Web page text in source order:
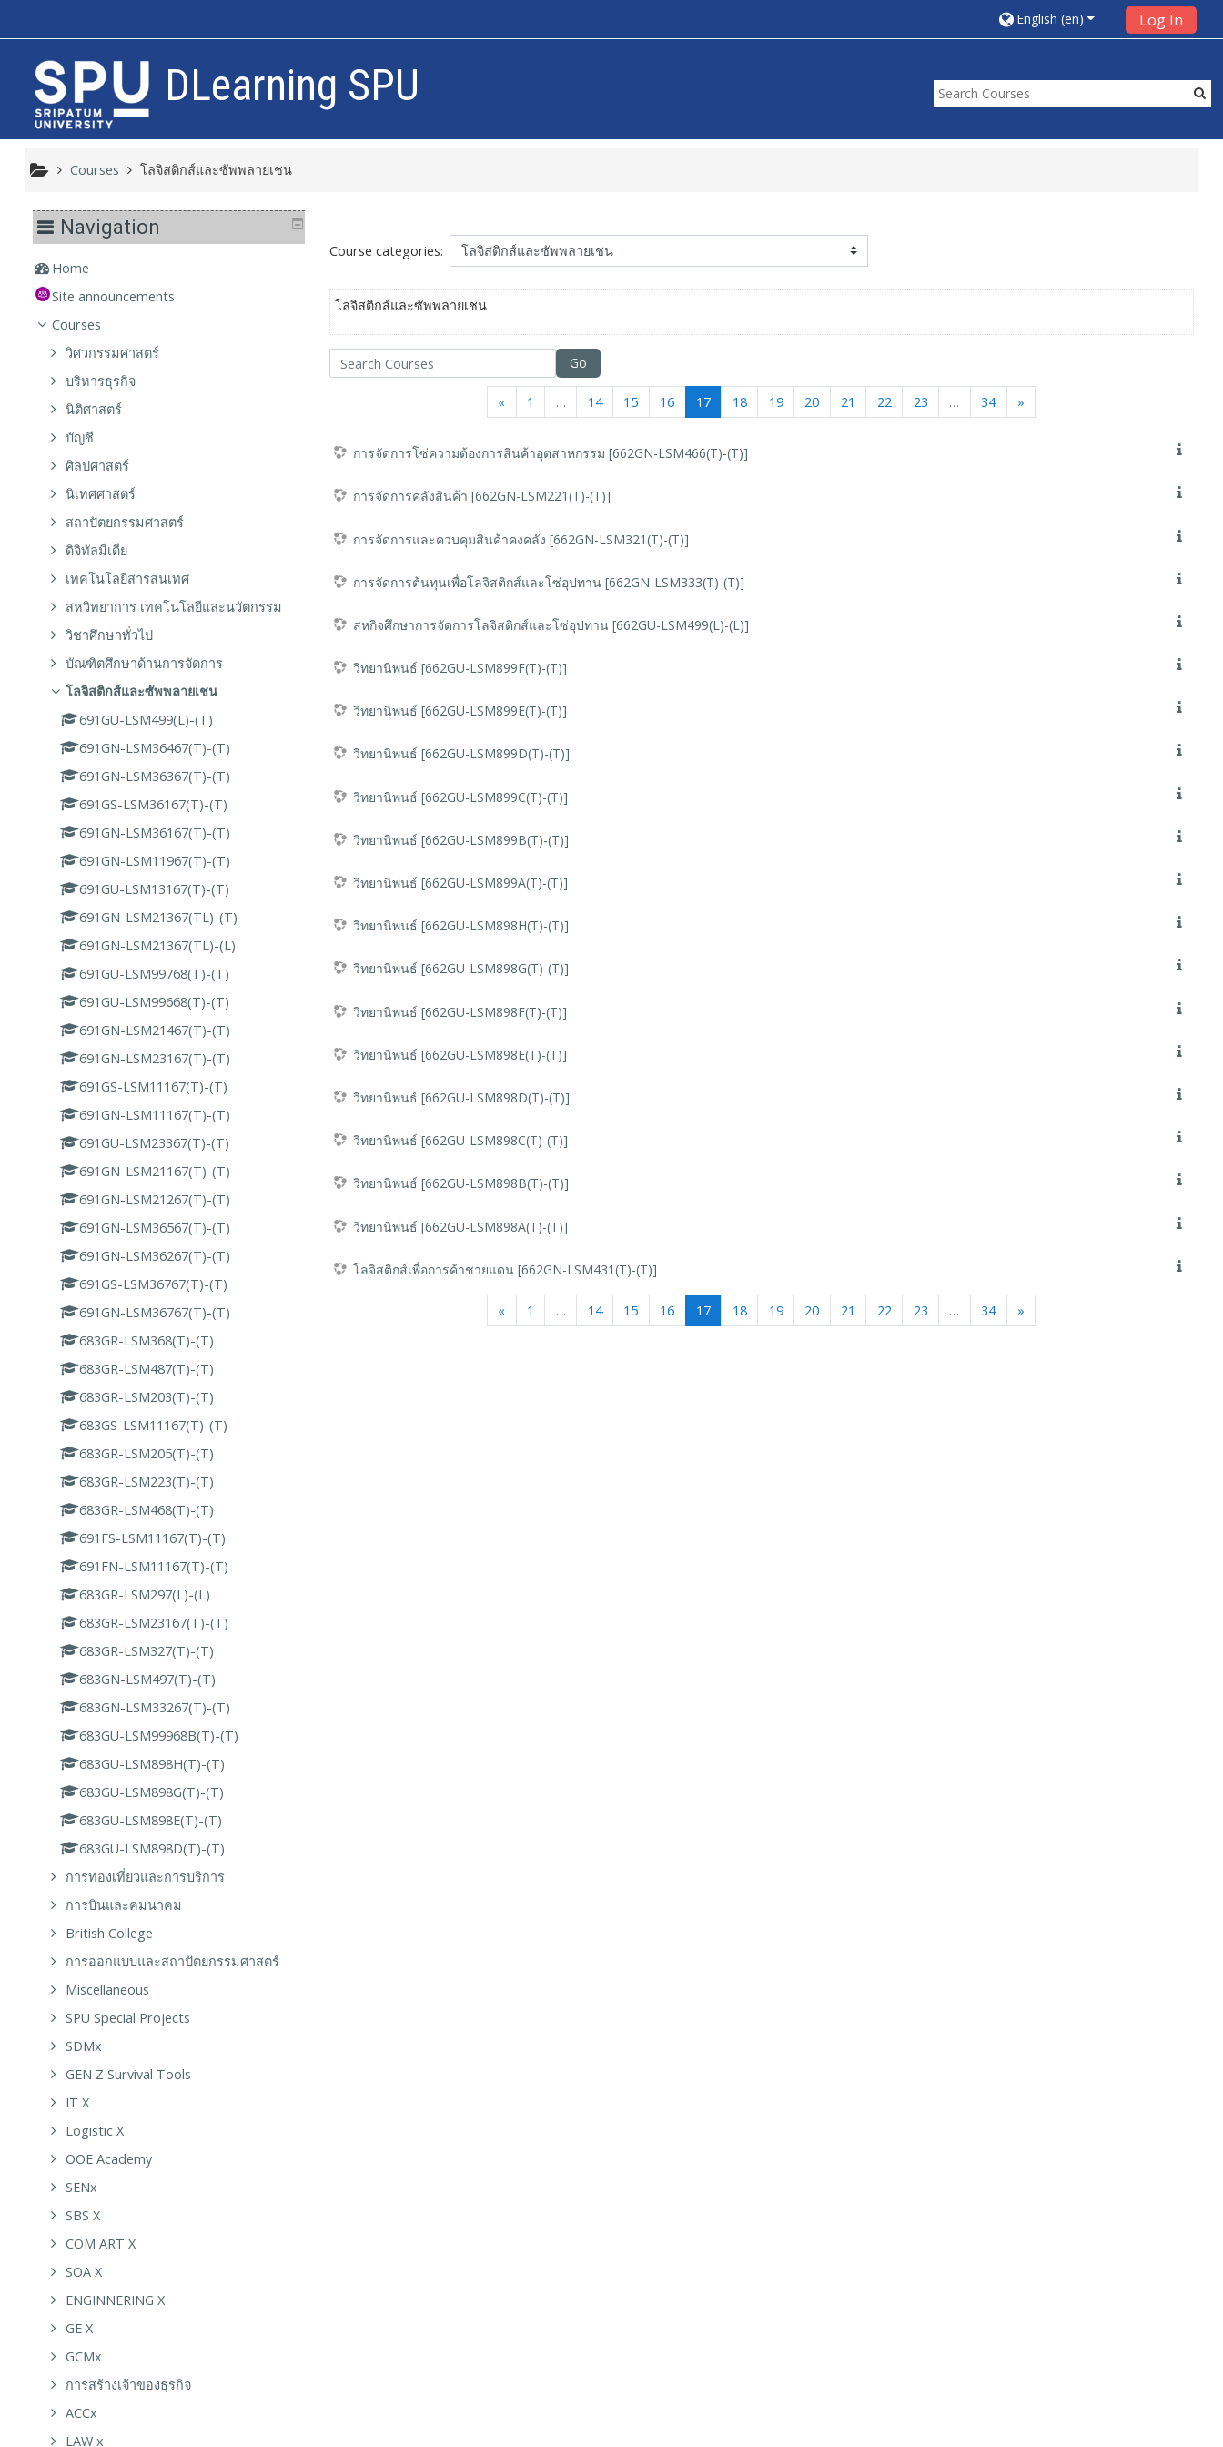
English ‎(en)‎ Log In
DLearning SPU
Courses โลจิสติกส์และซัพพลายเชน
Course categories:
โลจิสติกส์และซัพพลายเชน
Search Courses Go
« Previous
1 … 14 15 16 17(current)
18 19 20 21 22 23 … 34 »Next
การจัดการโซ่ความต้องการสินค้าอุตสาหกรรม [662GN-LSM466(T)-(T)]
การจัดการคลังสินค้า [662GN-LSM221(T)-(T)]
การจัดการและควบคุมสินค้าคงคลัง [662GN-LSM321(T)-(T)]
การจัดการต้นทุนเพื่อโลจิสติกส์และโซ่อุปทาน [662GN-LSM333(T)-(T)]
สหกิจศึกษาการจัดการโลจิสติกส์และโซ่อุปทาน [662GU-LSM499(L)-(L)]
วิทยานิพนธ์ [662GU-LSM899F(T)-(T)]
วิทยานิพนธ์ [662GU-LSM899E(T)-(T)]
วิทยานิพนธ์ [662GU-LSM899D(T)-(T)]
วิทยานิพนธ์ [662GU-LSM899C(T)-(T)]
วิทยานิพนธ์ [662GU-LSM899B(T)-(T)]
วิทยานิพนธ์ [662GU-LSM899A(T)-(T)]
วิทยานิพนธ์ [662GU-LSM898H(T)-(T)]
วิทยานิพนธ์ [662GU-LSM898G(T)-(T)]
วิทยานิพนธ์ [662GU-LSM898F(T)-(T)]
วิทยานิพนธ์ [662GU-LSM898E(T)-(T)]
วิทยานิพนธ์ [662GU-LSM898D(T)-(T)]
วิทยานิพนธ์ [662GU-LSM898C(T)-(T)]
วิทยานิพนธ์ [662GU-LSM898B(T)-(T)]
วิทยานิพนธ์ [662GU-LSM898A(T)-(T)]
โลจิสติกส์เพื่อการค้าชายแดน [662GN-LSM431(T)-(T)]
« Previous
1 … 14 15 16 17(current)
18 19 20 21 22 23 … 34 »Next
Navigation
Home
Site announcements
Courses
วิศวกรรมศาสตร์
บริหารธุรกิจ
นิติศาสตร์
บัญชี
ศิลปศาสตร์
นิเทศศาสตร์
สถาปัตยกรรมศาสตร์
ดิจิทัลมีเดีย
เทคโนโลยีสารสนเทศ
สหวิทยาการ เทคโนโลยีและนวัตกรรม
วิชาศึกษาทั่วไป
บัณฑิตศึกษาด้านการจัดการ
โลจิสติกส์และซัพพลายเชน
691GU-LSM499(L)-(T)
691GN-LSM36467(T)-(T)
691GN-LSM36367(T)-(T)
691GS-LSM36167(T)-(T)
691GN-LSM36167(T)-(T)
691GN-LSM11967(T)-(T)
691GU-LSM13167(T)-(T)
691GN-LSM21367(TL)-(T)
691GN-LSM21367(TL)-(L)
691GU-LSM99768(T)-(T)
691GU-LSM99668(T)-(T)
691GN-LSM21467(T)-(T)
691GN-LSM23167(T)-(T)
691GS-LSM11167(T)-(T)
691GN-LSM11167(T)-(T)
691GU-LSM23367(T)-(T)
691GN-LSM21167(T)-(T)
691GN-LSM21267(T)-(T)
691GN-LSM36567(T)-(T)
691GN-LSM36267(T)-(T)
691GS-LSM36767(T)-(T)
691GN-LSM36767(T)-(T)
683GR-LSM368(T)-(T)
683GR-LSM487(T)-(T)
683GR-LSM203(T)-(T)
683GS-LSM11167(T)-(T)
683GR-LSM205(T)-(T)
683GR-LSM223(T)-(T)
683GR-LSM468(T)-(T)
691FS-LSM11167(T)-(T)
691FN-LSM11167(T)-(T)
683GR-LSM297(L)-(L)
683GR-LSM23167(T)-(T)
683GR-LSM327(T)-(T)
683GN-LSM497(T)-(T)
683GN-LSM33267(T)-(T)
683GU-LSM99968B(T)-(T)
683GU-LSM898H(T)-(T)
683GU-LSM898G(T)-(T)
683GU-LSM898E(T)-(T)
683GU-LSM898D(T)-(T)
การท่องเที่ยวและการบริการ
การบินและคมนาคม
British College
การออกแบบและสถาปัตยกรรมศาสตร์
Miscellaneous
SPU Special Projects
SDMx
GEN Z Survival Tools
IT X
Logistic X
OOE Academy
SENx
SBS X
COM ART X
SOA X
ENGINNERING X
GE X
GCMx
การสร้างเจ้าของธุรกิจ
ACCx
LAW x